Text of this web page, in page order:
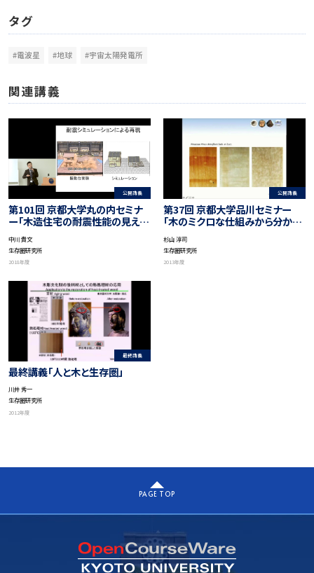
タグ
#電波星 #地球 #宇宙太陽発電所
関連講義
公開講義
第101回 京都大学丸の内セミナ
ー「木造住宅の耐震性能の見える
中川 貴文
生存圏研究所
2018年度
公開講義
第37回 京都大学品川セミナー
「木のミクロな仕組みから分かる
杉山 淳司
生存圏研究所
2013年度
最終講義
最終講義「人と木と生存圏」
川井 秀一
生存圏研究所
2012年度
PAGE TOP